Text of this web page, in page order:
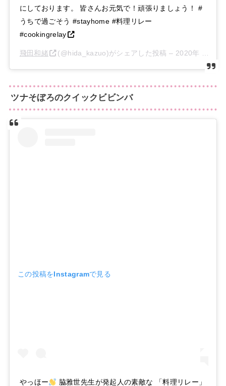
にしております。 皆さんお元気で！頑張りましょう！ #
うちで過ごそう #stayhome #料理リレー
#cookingrelay
飛田和緒 (@hida_kazuo)がシェアした投稿 – 2020年 4月月
ツナそぼろのクイックビビンバ
この投稿をInstagramで見る
やっほー 脇雅世先生が発起人の素敵な 「料理リレー」